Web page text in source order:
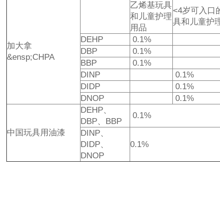
加大拿
&ensp;CHPA
乙烯基玩具
和儿童护理
用品
<4岁可入口
具和儿童护
DEHP
0.1%
DBP
0.1%
BBP
0.1%
DINP
0.1%
DIDP
0.1%
DNOP
0.1%
中国玩具用油漆
DEHP、
DBP、BBP
0.1%
DINP、
DIDP、
DNOP
0.1%